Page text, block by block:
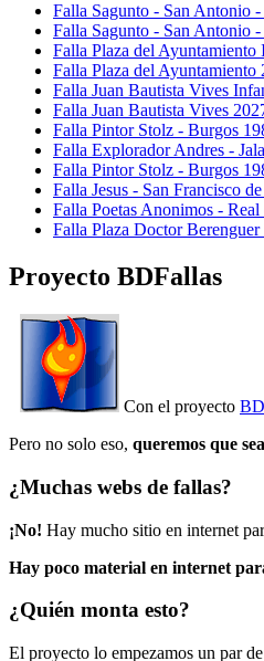
Falla Sagunto - San Antonio
Falla Sagunto - San Antonio
Falla Plaza del Ayuntamiento
Falla Plaza del Ayuntamiento
Falla Juan Bautista Vives
Falla Juan Bautista Vives
Falla Pintor Stolz - Burgos
Falla Explorador Andres -
Falla Pintor Stolz - Burgos
Falla Jesus - San Francisco
Falla Poetas Anonimos -
Falla Plaza Doctor
Proyecto BDFallas
Con el proyecto
Pero no solo eso, queremos que
¿Muchas webs de fallas?
¡No! Hay mucho sitio en internet
Hay poco material en internet
¿Quién monta esto?
El proyecto lo empezamos un par de